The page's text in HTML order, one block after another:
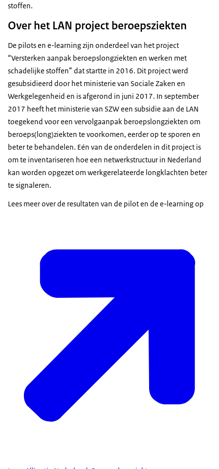
stoffen.
Over het LAN project beroepsziekten
De pilotsen e-learningzijn onderdeel van het project
“Versterken aanpak beroepslongziekten en werken met
schadelijke stoffen” dat startte in 2016. Dit project werd
gesubsidieerd door het ministerie van Sociale Zaken en
Werkgelegenheid en is afgerond in juni 2017. In september
2017 heeft het ministerie van SZW een subsidie aan de LAN
toegekend voor een vervolgaanpak beroepslongziekten om
beroeps(long)ziekten te voorkomen, eerder op te sporen en
beter te behandelen. Eén van de onderdelen in dit project is
om te inventariseren hoe een netwerkstructuur in Nederland
kan worden opgezet om werkgerelateerde longklachten beter
te signaleren.
Lees meer over de resultaten van de piloten de e-learningop